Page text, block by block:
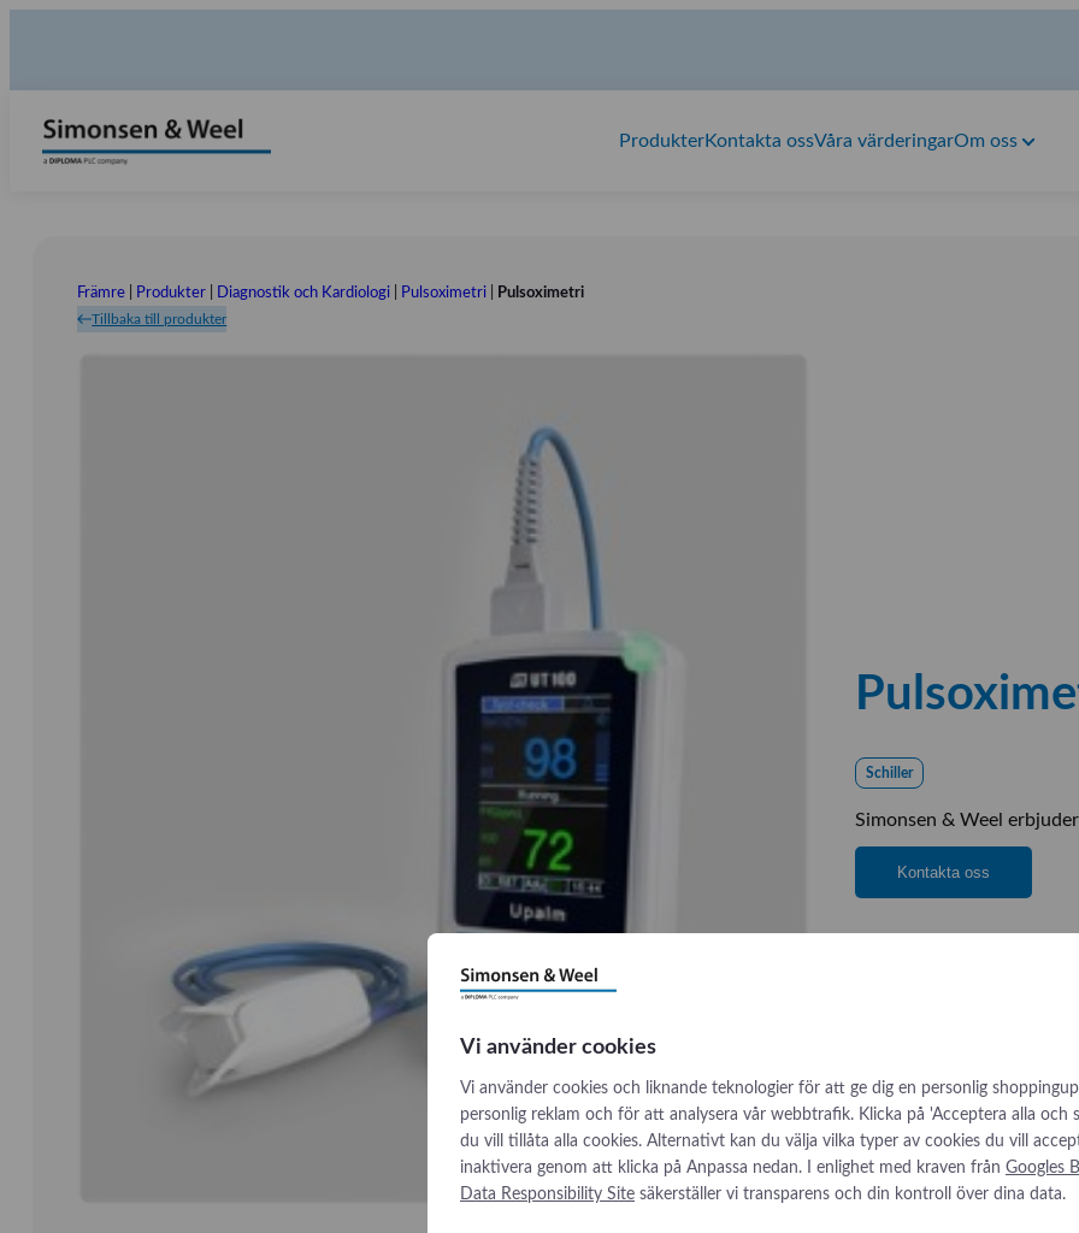
ProdukterKontakta ossVåra värderingarOm oss
Främre Produkter Diagnostik och Kardiologi Pulsoximetri Pulsoximetri
Tillbaka till produkter
Schiller
Simonsen & Weel
Kontakta oss
Vi använder cookies
Vi använder cookies och liknande teknologier för att ge dig en personlig
personlig reklam och för att analysera vår webbtrafik. Klicka på 'Acceptera alla och
du vill tillåta alla cookies. Alternativt kan du välja vilka typer av cookies du vill
inaktivera genom att klicka på Anpassa nedan. I enlighet med kraven från Googles
Data Responsibility Site säkerställer vi transparens och din kontroll över dina data.